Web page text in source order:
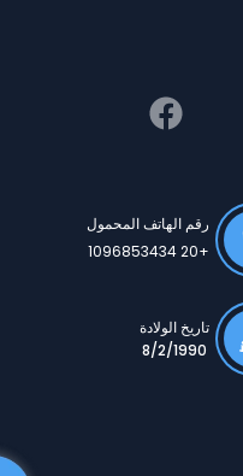
رقم الهاتف المحمول
+20 1096853434
تاريخ الولادة
8/2/1990